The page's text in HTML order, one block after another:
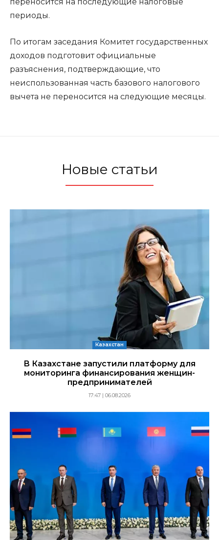
периоды.
По итогам заседания Комитет государственных
доходов подготовит официальные
разъяснения, подтверждающие, что
неиспользованная часть базового налогового
вычета не переносится на следующие месяцы.
Новые статьи
Казахстан
В Казахстане запустили платформу для
мониторинга финансирования женщин-
предпринимателей
17:47 | 06.08.2026